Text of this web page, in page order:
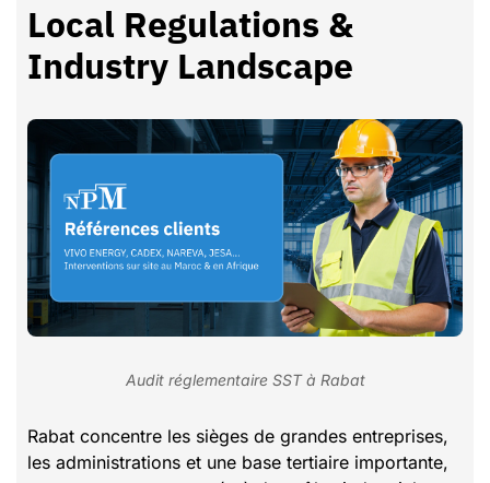
Local Regulations &
Industry Landscape
Audit réglementaire SST à Rabat
Rabat concentre les sièges de grandes entreprises,
les administrations et une base tertiaire importante,